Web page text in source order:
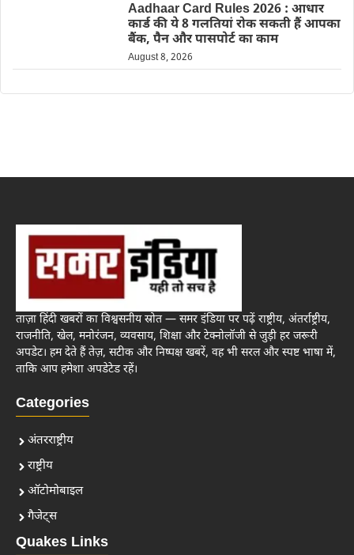
Aadhaar Card Rules 2026 : आधार
कार्ड की ये 8 गलतियां रोक सकती हैं आपका
बैंक, पैन और पासपोर्ट का काम
August 8, 2026
ताज़ा हिंदी खबरों का विश्वसनीय स्रोत — समर इंडिया पर पढ़ें राष्ट्रीय, अंतर्राष्ट्रीय,
राजनीति, खेल, मनोरंजन, व्यवसाय, शिक्षा और टेक्नोलॉजी से जुड़ी हर जरूरी
अपडेट। हम देते हैं तेज़, सटीक और निष्पक्ष खबरें, वह भी सरल और स्पष्ट भाषा में,
ताकि आप हमेशा अपडेटेड रहें।
Categories
अंतरराष्ट्रीय
राष्ट्रीय
ऑटोमोबाइल
गैजेट्स
Quakes Links